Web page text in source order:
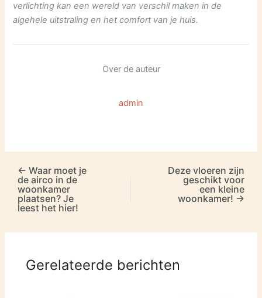
verlichting kan een wereld van verschil maken in de
algehele uitstraling en het comfort van je huis.
Over de auteur
admin
← Waar moet je
de airco in de
woonkamer
plaatsen? Je
leest het hier!
Deze vloeren zijn
geschikt voor
een kleine
woonkamer! →
Gerelateerde berichten